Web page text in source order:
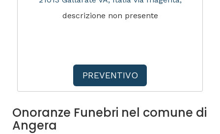
descrizione non presente
PREVENTIVO
Onoranze Funebri nel comune di
Angera